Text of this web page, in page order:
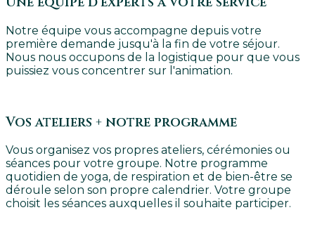
Notre équipe vous accompagne depuis votre
première demande jusqu'à la fin de votre séjour.
Nous nous occupons de la logistique pour que vous
puissiez vous concentrer sur l'animation.
Vos ateliers + notre programme
Vous organisez vos propres ateliers, cérémonies ou
séances pour votre groupe. Notre programme
quotidien de yoga, de respiration et de bien-être se
déroule selon son propre calendrier. Votre groupe
choisit les séances auxquelles il souhaite participer.